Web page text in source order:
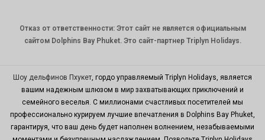
САПР
корейск
ая вона
китайски
й юань
Отказ от ответственности: Этот сайт не является официальным
сайтом Dolphins Bay Phuket. Это сайт-партнер Triplyn Holidays.
Шоу дельфинов Пхукет , гордо управляемый Triplyn Holidays, является
вашим надежным шлюзом в мир захватывающих приключений и
семейного веселья. С миллионами счастливых посетителей мы
профессионально курируем лучшие впечатления в Dolphins Bay Phuket,
гарантируя, что ваш день будет наполнен волнением, незабываемыми